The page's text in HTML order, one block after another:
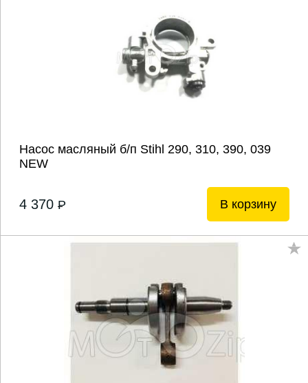
Насос масляный б/п Stihl 290, 310, 390, 039
NEW
4 370 P В корзину